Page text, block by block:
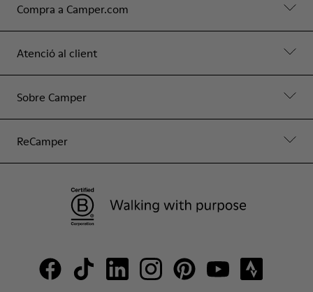
Compra a Camper.com
Atenció al client
Sobre Camper
ReCamper